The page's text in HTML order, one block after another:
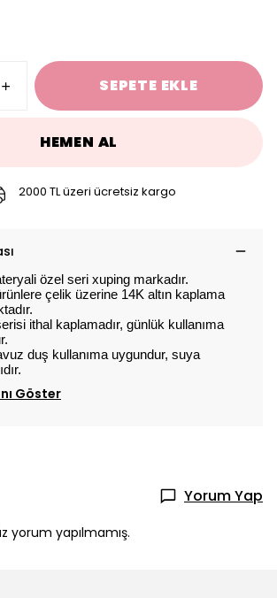
SEPETE EKLE
HEMEN AL
2000 TL üzeri ücretsiz kargo
özel seri xuping markadır.
çelik üzerine 14K altın kaplama
ithal kaplamadır, günlük kullanıma
duş kullanıma uygundur, suya
Göster
Yorum Yap
yorum yapılmamış.